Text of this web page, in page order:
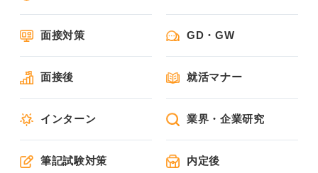
面接対策 GD・GW
面接後 就活マナー
インターン 業界・企業研究
筆記試験対策 内定後